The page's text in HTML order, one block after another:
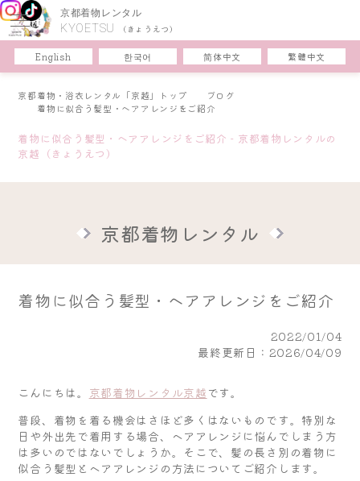
京都着物レンタル
KYOETSU (きょうえつ)
English 한국어 简体中文 繁體中文
京都着物・浴衣レンタル「京越」トップ
ブログ
着物に似合う髪型・ヘアアレンジをご紹介
着物に似合う髪型・ヘアアレンジをご紹介 - 京都着物レンタルの
京越（きょうえつ）
京都着物レンタル
着物に似合う髪型・ヘアアレンジをご紹介
2022/01/04
最終更新日：2026/04/09
こんにちは。 京都着物レンタル京越 です。
普段、着物を着る機会はさほど多くはないものです。特別な
日や外出先で着用する場合、ヘアアレンジに悩んでしまう方
は多いのではないでしょうか。そこで、髪の長さ別の着物に
似合う髪型とヘアアレンジの方法についてご紹介します。